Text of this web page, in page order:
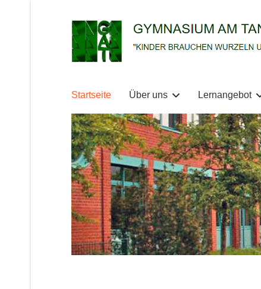
Startseite Über uns Lernangebot